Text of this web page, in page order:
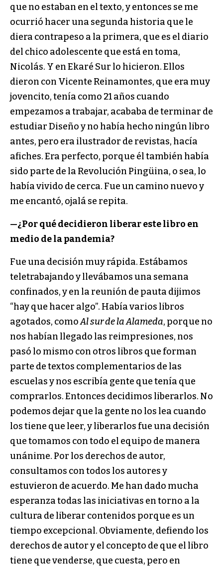
que no estaban en el texto, y entonces se me
ocurrió hacer una segunda historia que le
diera contrapeso a la primera, que es el diario
del chico adolescente que está en toma,
Nicolás. Y en Ekaré Sur lo hicieron. Ellos
dieron con Vicente Reinamontes, que era muy
jovencito, tenía como 21 años cuando
empezamos a trabajar, acababa de terminar de
estudiar Diseño y no había hecho ningún libro
antes, pero era ilustrador de revistas, hacía
afiches. Era perfecto, porque él también había
sido parte de la Revolución Pingüina, o sea, lo
había vivido de cerca. Fue un camino nuevo y
me encantó, ojalá se repita.
—¿Por qué decidieron liberar este libro en
medio de la pandemia?
Fue una decisión muy rápida. Estábamos
teletrabajando y llevábamos una semana
confinados, y en la reunión de pauta dijimos
“hay que hacer algo”. Había varios libros
agotados, comoAl sur de la Alameda, porque no
nos habían llegado las reimpresiones, nos
pasó lo mismo con otros libros que forman
parte de textos complementarios de las
escuelas y nos escribía gente que tenía que
comprarlos. Entonces decidimos liberarlos. No
podemos dejar que la gente no los lea cuando
los tiene que leer, y liberarlos fue una decisión
que tomamos con todo el equipo de manera
unánime. Por los derechos de autor,
consultamos con todos los autores y
estuvieron de acuerdo. Me han dado mucha
esperanza todas las iniciativas en torno a la
cultura de liberar contenidos porque es un
tiempo excepcional. Obviamente, defiendo los
derechos de autor y el concepto de que el libro
tiene que venderse, que cuesta, pero en